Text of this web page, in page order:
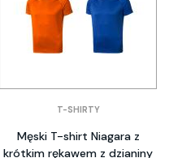
T-SHIRTY
Męski T-shirt Niagara z
krótkim rękawem z dzianiny